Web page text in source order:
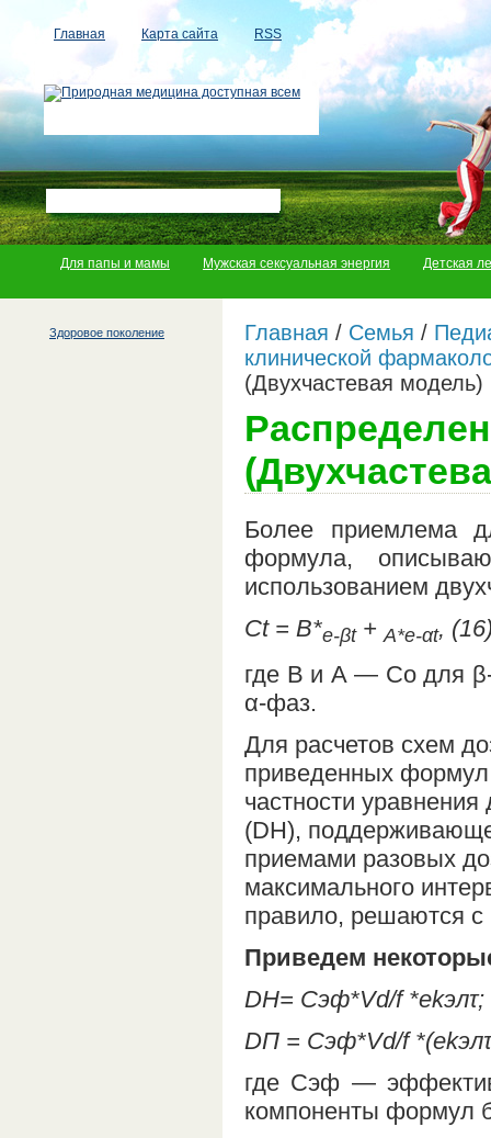
Главная Карта сайта RSS
Для папы и мамы Мужская сексуальная энергия Детская
Здоровое поколение Главная / Семья /
клинической
(Двухчастевая модель)
Более приемлема
формула,
использованием
Сt = В*е-βt+ А*е-αt,
где В и А — Сo для
α-фаз.
Для расчетов схем
приведенных
частности
(DН),
приемами разовых
максимального
правило, решаются
Приведем
DН= Сэф*Vd/f *ekэлτ;
DП = Сэф*Vd/f
где Сэф —
компоненты формул